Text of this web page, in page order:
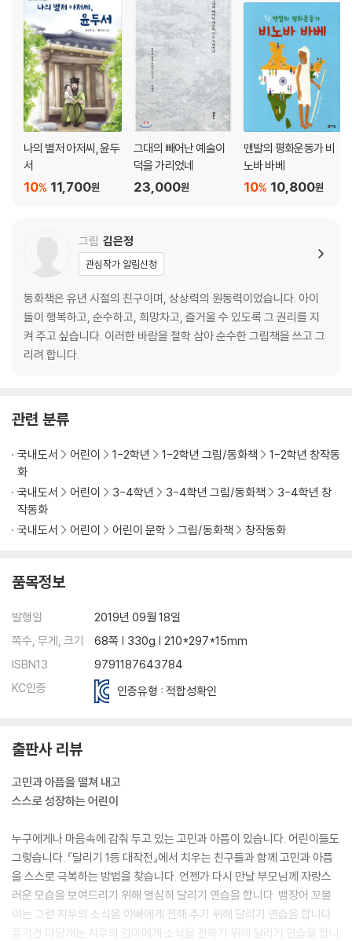
나의 별저 아저씨, 윤두
서
11,700원
10%
그대의 빼어난 예술이
덕을 가리었네
23,000원
맨발의 평화운동가 비
노바 바베
10,800원
10%
그림 김은정
관심작가 알림신청
동화책은 유년 시절의 친구이며, 상상력의 원동력이었습니다. 아이
들이 행복하고, 순수하고, 희망차고, 즐거울 수 있도록 그 권리를 지
켜 주고 싶습니다. 이러한 바람을 철학 삼아 순수한 그림책을 쓰고 그
리려 합니다.
관련 분류
국내도서 어린이 1-2학년 1-2학년 그림/동화책
1-2학년 창작동
화
국내도서
어린이 3-4학년 3-4학년 그림/동화책
3-4학년 창
작동화
국내도서
어린이 어린이 문학 그림/동화책 창작동화
품목정보
발행일
2019년 09월 18일
쪽수, 무게, 크기
68쪽 | 330g | 210*297*15mm
ISBN13
9791187643784
KC인증
인증유형 : 적합성확인
출판사 리뷰
고민과 아픔을 떨쳐 내고
스스로 성장하는 어린이
누구에게나 마음속에 감춰 두고 있는 고민과 아픔이 있습니다. 어린이들도
그렇습니다. 『달리기 1등 대작전』에서 치우는 친구들과 함께 고민과 아픔
을 스스로 극복하는 방법을 찾습니다. 언젠가 다시 만날 부모님께 자랑스
러운 모습을 보여드리기 위해 열심히 달리기 연습을 합니다. 뱀장어 꼬물
이는 그런 치우의 소식을 아빠에게 전해 주기 위해 달리기 연습을 합니다.
유기견 마당개는 치우의 엄마에게 소식을 전하기 위해 달리기 연습을 합니